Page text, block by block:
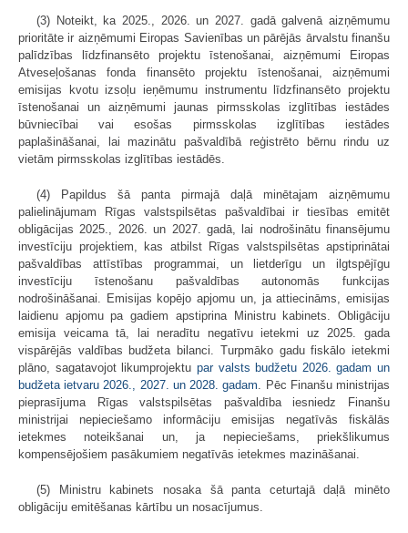
(3) Noteikt, ka 2025., 2026. un 2027. gadā galvenā aizņēmumu
prioritāte ir aizņēmumi Eiropas Savienības un pārējās ārvalstu finanšu
palīdzības līdzfinansēto projektu īstenošanai, aizņēmumi Eiropas
Atveseļošanas fonda finansēto projektu īstenošanai, aizņēmumi
emisijas kvotu izsoļu ieņēmumu instrumentu līdzfinansēto projektu
īstenošanai un aizņēmumi jaunas pirmsskolas izglītības iestādes
būvniecībai vai esošas pirmsskolas izglītības iestādes
paplašināšanai, lai mazinātu pašvaldībā reģistrēto bērnu rindu uz
vietām pirmsskolas izglītības iestādēs.
(4) Papildus šā panta pirmajā daļā minētajam aizņēmumu
palielinājumam Rīgas valstspilsētas pašvaldībai ir tiesības emitēt
obligācijas 2025., 2026. un 2027. gadā, lai nodrošinātu finansējumu
investīciju projektiem, kas atbilst Rīgas valstspilsētas apstiprinātai
pašvaldības attīstības programmai, un lietderīgu un ilgtspējīgu
investīciju īstenošanu pašvaldības autonomās funkcijas
nodrošināšanai. Emisijas kopējo apjomu un, ja attiecināms, emisijas
laidienu apjomu pa gadiem apstiprina Ministru kabinets. Obligāciju
emisija veicama tā, lai neradītu negatīvu ietekmi uz 2025. gada
vispārējās valdības budžeta bilanci. Turpmāko gadu fiskālo ietekmi
plāno, sagatavojot likumprojektu par valsts budžetu 2026. gadam un
budžeta ietvaru 2026., 2027. un 2028. gadam . Pēc Finanšu ministrijas
pieprasījuma Rīgas valstspilsētas pašvaldība iesniedz Finanšu
ministrijai nepieciešamo informāciju emisijas negatīvās fiskālās
ietekmes noteikšanai un, ja nepieciešams, priekšlikumus
kompensējošiem pasākumiem negatīvās ietekmes mazināšanai.
(5) Ministru kabinets nosaka šā panta ceturtajā daļā minēto
obligāciju emitēšanas kārtību un nosacījumus.